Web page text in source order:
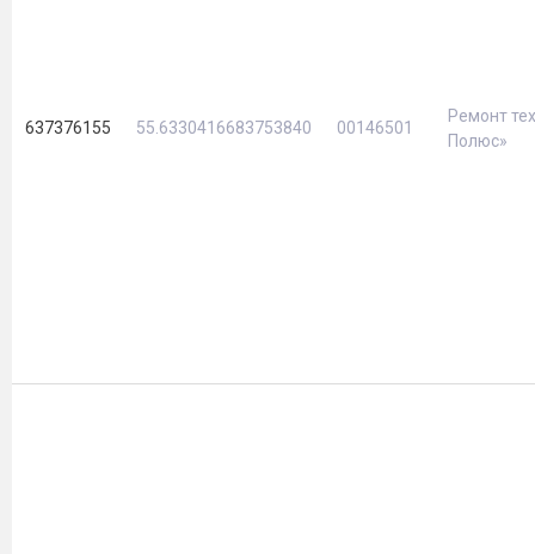
637376155 55.6330416683753840 00146501
Ремонт
Полюс»